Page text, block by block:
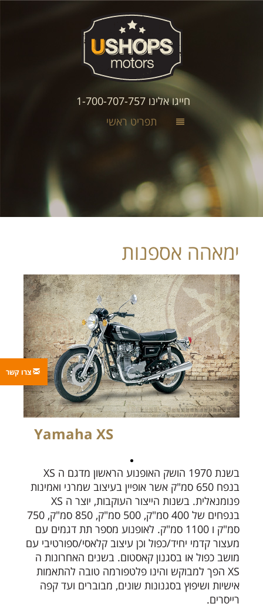
חייגו אלינו 1-700-707-757
תפריט ראשי
ימאהה אספנות
Yamaha XS
בשנת 1970 הושק האופנוע הראשון מדגם ה XS
בנפח 650 סמ"ק אשר אופיין בעיצוב שמרני ואמינות
פנומנאלית. בשנות הייצור העוקבות, יוצר ה XS
בנפחים של 400 סמ"ק, 500 סמ"ק, 850 סמ"ק, 750
סמ"ק ו 1100 סמ"ק. לאופנוע מספר תת דגמים עם
מעצור קדמי יחיד/כפול וכן עיצוב קלאסי/ספורטיבי עם
מושב כפול או בסגנון קאסטום. בשנים האחרונות ה
XS הפך למבוקש והינו פלטפורמה טובה להתאמות
אישיות ושיפוץ בסגנונות שונים, מבוברים ועד קפה
רייסרים.
צרו קשר